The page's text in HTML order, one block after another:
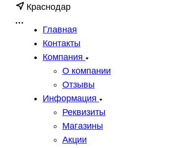
Краснодар
Главная
Контакты
Компания
О компании
Отзывы
Информация
Реквизиты
Магазины
Акции